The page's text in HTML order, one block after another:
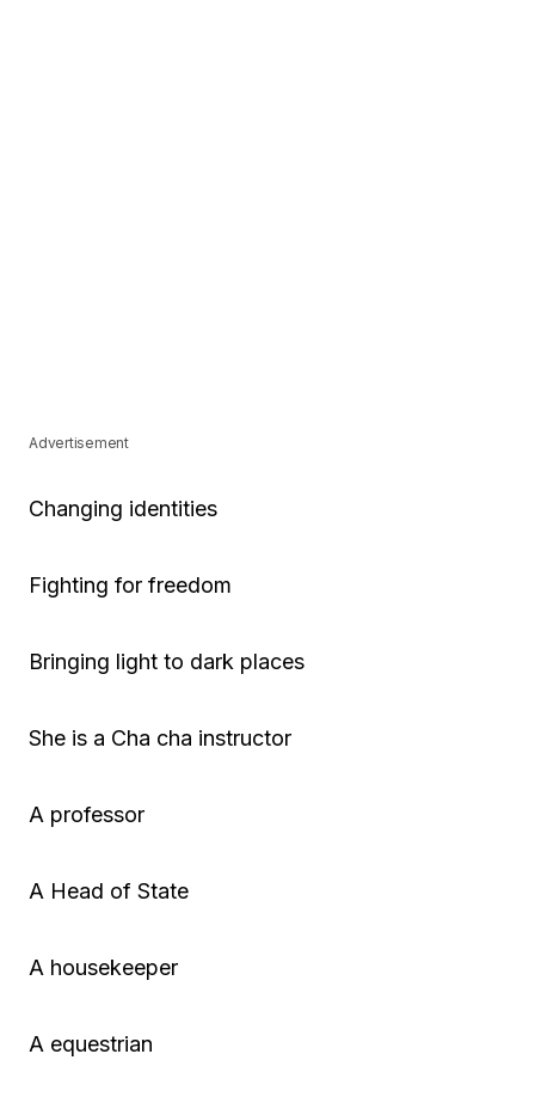
Advertisement
Changing identities
Fighting for freedom
Bringing light to dark places
She is a Cha cha instructor
A professor
A Head of State
A housekeeper
A equestrian